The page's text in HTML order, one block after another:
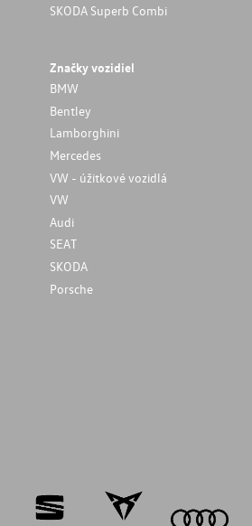
SKODA Superb Combi
Značky vozidiel
BMW
Bentley
Lamborghini
Mercedes
VW - úžitkové vozidlá
VW
Audi
SEAT
SKODA
Porsche